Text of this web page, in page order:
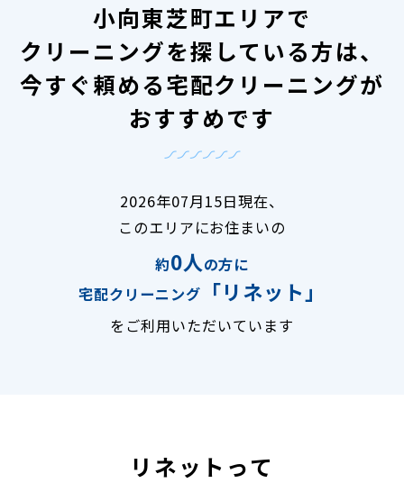
小向東芝町エリアで
クリーニングを探している方は、
今すぐ頼める宅配クリーニングが
おすすめです
2026年07月15日現在、
このエリアにお住まいの
約0人の方に
宅配クリーニング
「リネット」
をご利用いただいています
リネットって